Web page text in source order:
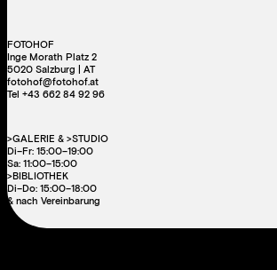
FOTOHOF
Inge Morath Platz 2
5020 Salzburg | AT
fotohof@fotohof.at
Tel +43 662 84 92 96
>GALERIE & >STUDIO
Di–Fr: 15:00–19:00
Sa: 11:00–15:00
>BIBLIOTHEK
Di–Do: 15:00–18:00
& nach Vereinbarung